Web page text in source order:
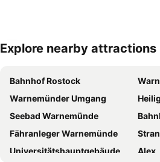
Explore nearby attractions
Bahnhof Rostock
Warnemünder Umgang
Seebad Warnemünde
Fähranleger Warnemünde
Universitätshauptgebäude Rostock
Alex